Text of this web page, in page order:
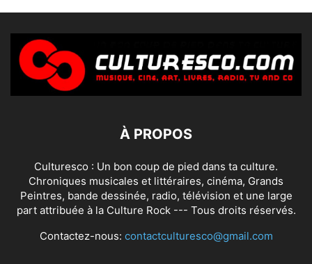
À PROPOS
Culturesco : Un bon coup de pied dans ta culture.
Chroniques musicales et littéraires, cinéma, Grands
Peintres, bande dessinée, radio, télévision et une large
part attribuée à la Culture Rock --- Tous droits réservés.
Contactez-nous: contactculturesco@gmail.com